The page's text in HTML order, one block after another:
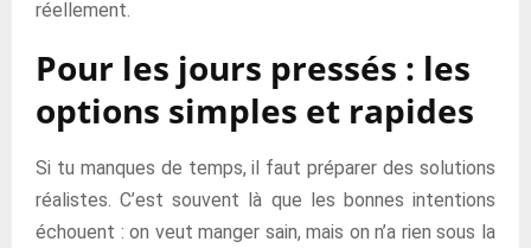
réellement.
Pour les jours pressés : les
options simples et rapides
Si tu manques de temps, il faut préparer des solutions
réalistes. C’est souvent là que les bonnes intentions
échouent : on veut manger sain, mais on n’a rien sous la